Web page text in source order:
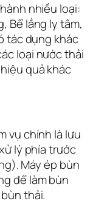
nhiều loại:
Bể lắng ly tâm,
tác dụng khác
loại nước thải
quả khác
vụ chính là lưu
lý phía trước
Máy ép bùn
để làm bùn
thải.